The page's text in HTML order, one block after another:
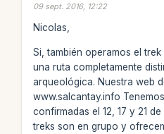
09 sept. 2016, 12:22
Nicolas,
Si, también operamos el
una ruta completamente
arqueológica. Nuestra web
www.salcantay.info
confirmadas el 12, 17 y 21
treks son en grupo y